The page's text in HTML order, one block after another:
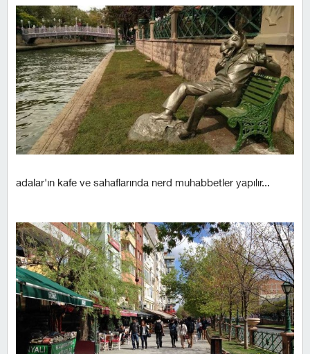
adalar'ın kafe ve sahaflarında nerd muhabbetler yapılır...